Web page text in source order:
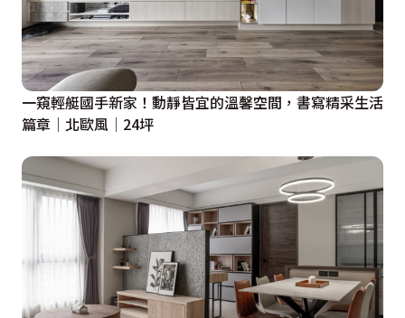
一窺輕艇國手新家！動靜皆宜的溫馨空間，書寫精采生活
篇章│北歐風│24坪